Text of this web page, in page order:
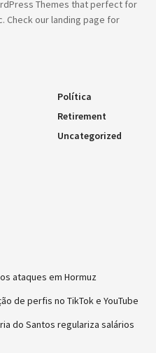
Themes that perfect for
Check our landing page for
Política
Retirement
Uncategorized
ataques em Hormuz
de perfis no TikTok e YouTube
do Santos regulariza salários